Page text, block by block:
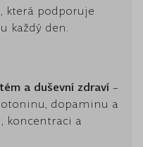
která podporuje
každý den.
a duševní zdraví –
dopaminu a
koncentraci a